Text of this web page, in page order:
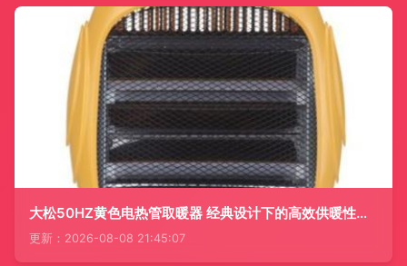
大松50HZ黄色电热管取暖器 经典设计下的高效供暖性价比之选
更新：2026-08-08 21:45:07